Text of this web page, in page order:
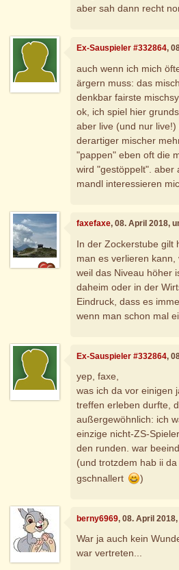
aber sah dann recht
Ex-Sauspieler #332864,
auch wenn ich mich
ärgern muss: das
denkbar fairste
ok, ich spiel hier
aber live (und nur
derartiger mischer
"pappen" eben oft die
wird "gestöppelt". aber
mandl interessieren
faxefaxe, 08. April 2018,
In der Zockerstube gilt
man es verlieren kann,
weil das Niveau höher
daheim oder in der
Eindruck, dass es
wenn man schon mal
Ex-Sauspieler #332864,
yep, faxe,
was ich da vor einigen
treffen erleben durfte,
außergewöhnlich: ich
einzige nicht-ZS-
den runden. war
(und trotzdem hab ii
gschnallert
)
berny6969, 08. April
War ja auch kein
war vertreten...